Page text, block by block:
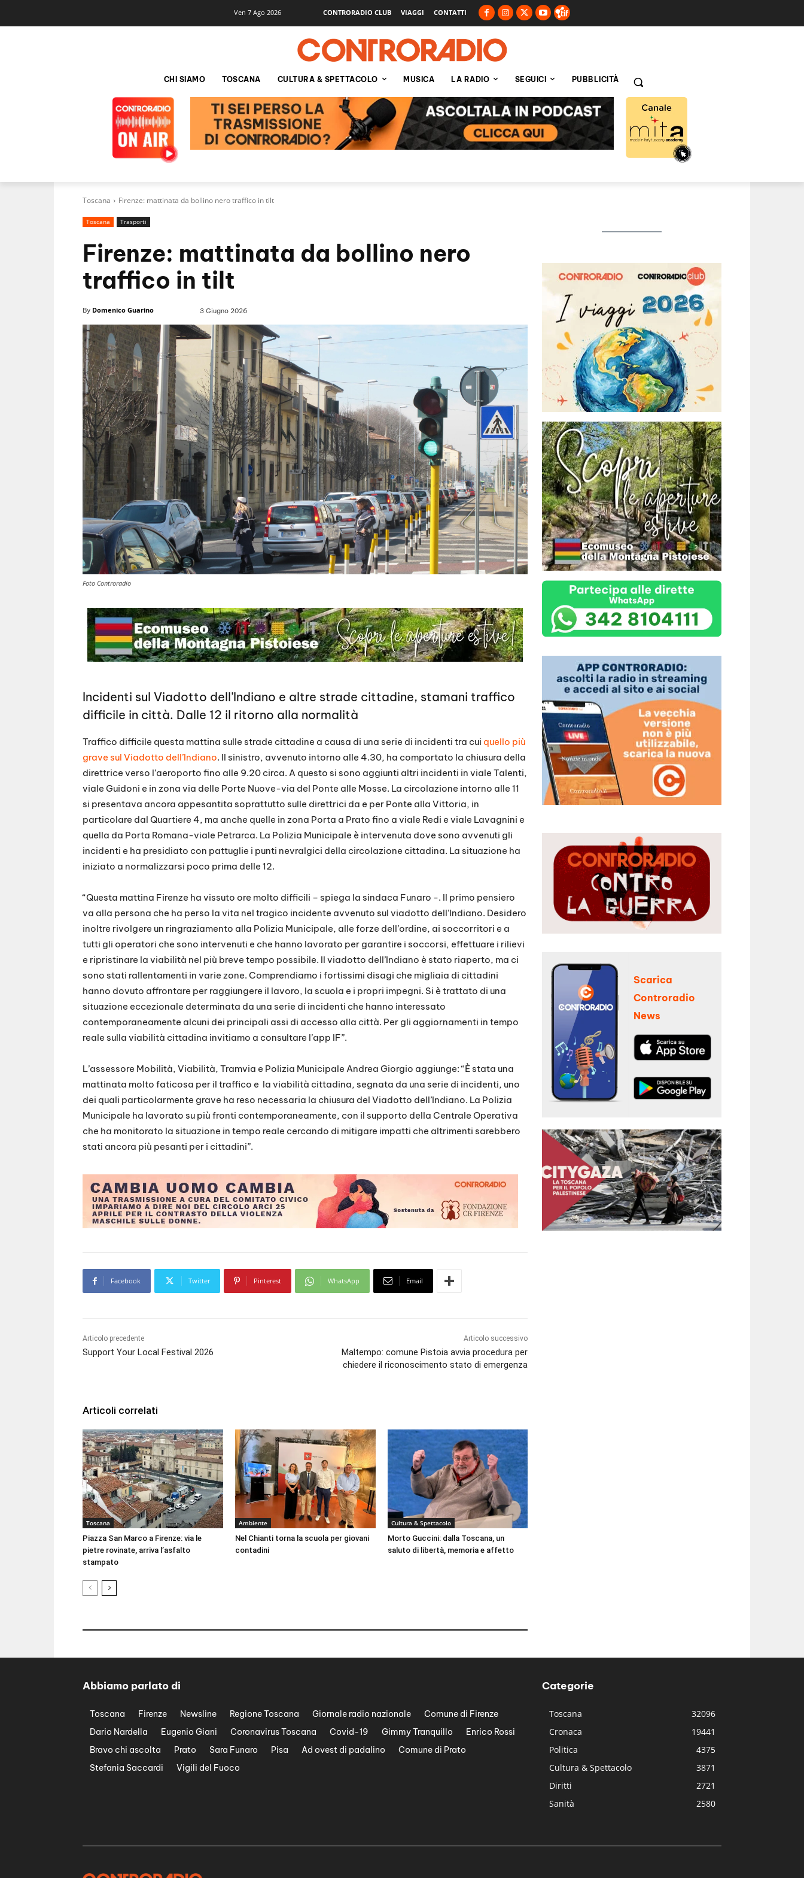
Ven 7 Ago 2026 CONTRORADIO CLUB VIAGGI CONTATTI
CHI SIAMO TOSCANA CULTURA & SPETTACOLO MUSICA LA RADIO SEGUICI PUBBLICITÀ
Toscana Firenze: mattinata da bollino nero traffico in tilt
Toscana Trasporti
Firenze: mattinata da bollino nero
traffico in tilt
By Domenico Guarino 3 Giugno 2026
Foto Controradio
Incidenti sul Viadotto dell’Indiano e altre strade cittadine, stamani traffico
difficile in città. Dalle 12 il ritorno alla normalità
Traffico difficile questa mattina sulle strade cittadine a causa di una serie di incidenti tra cui quello più
grave sul Viadotto dell’Indiano. Il sinistro, avvenuto intorno alle 4.30, ha comportato la chiusura della
direttrice verso l’aeroporto fino alle 9.20 circa. A questo si sono aggiunti altri incidenti in viale Talenti,
viale Guidoni e in zona via delle Porte Nuove-via del Ponte alle Mosse. La circolazione intorno alle 11
si presentava ancora appesantita soprattutto sulle direttrici da e per Ponte alla Vittoria, in
particolare dal Quartiere 4, ma anche quelle in zona Porta a Prato fino a viale Redi e viale Lavagnini e
quella da Porta Romana-viale Petrarca. La Polizia Municipale è intervenuta dove sono avvenuti gli
incidenti e ha presidiato con pattuglie i punti nevralgici della circolazione cittadina. La situazione ha
iniziato a normalizzarsi poco prima delle 12.
“Questa mattina Firenze ha vissuto ore molto difficili – spiega la sindaca Funaro -. Il primo pensiero
va alla persona che ha perso la vita nel tragico incidente avvenuto sul viadotto dell’Indiano. Desidero
inoltre rivolgere un ringraziamento alla Polizia Municipale, alle forze dell’ordine, ai soccorritori e a
tutti gli operatori che sono intervenuti e che hanno lavorato per garantire i soccorsi, effettuare i rilievi
e ripristinare la viabilità nel più breve tempo possibile. Il viadotto dell’Indiano è stato riaperto, ma ci
sono stati rallentamenti in varie zone. Comprendiamo i fortissimi disagi che migliaia di cittadini
hanno dovuto affrontare per raggiungere il lavoro, la scuola e i propri impegni. Si è trattato di una
situazione eccezionale determinata da una serie di incidenti che hanno interessato
contemporaneamente alcuni dei principali assi di accesso alla città. Per gli aggiornamenti in tempo
reale sulla viabilità cittadina invitiamo a consultare l’app IF”.
L’assessore Mobilità, Viabilità, Tramvia e Polizia Municipale Andrea Giorgio aggiunge: “È stata una
mattinata molto faticosa per il traffico e la viabilità cittadina, segnata da una serie di incidenti, uno
dei quali particolarmente grave ha reso necessaria la chiusura del Viadotto dell’Indiano. La Polizia
Municipale ha lavorato su più fronti contemporaneamente, con il supporto della Centrale Operativa
che ha monitorato la situazione in tempo reale cercando di mitigare impatti che altrimenti sarebbero
stati ancora più pesanti per i cittadini”.
Facebook Twitter Pinterest WhatsApp Email
Articolo precedente
Support Your Local Festival 2026
Articolo successivo
Maltempo: comune Pistoia avvia procedura per
chiedere il riconoscimento stato di emergenza
Articoli correlati
Toscana
Piazza San Marco a Firenze: via le
pietre rovinate, arriva l’asfalto
stampato
Ambiente
Nel Chianti torna la scuola per giovani
contadini
Cultura & Spettacolo
Morto Guccini: dalla Toscana, un
saluto di libertà, memoria e affetto
Scarica
Controradio
News
Abbiamo parlato di
Toscana Firenze Newsline Regione Toscana Giornale radio nazionale
Comune di Firenze
Dario Nardella
Eugenio Giani Coronavirus Toscana Covid-19 Gimmy Tranquillo
Enrico Rossi
Bravo chi ascolta
Prato Sara Funaro Pisa Ad ovest di padalino
Comune di Prato
Stefania Saccardi
Vigili del Fuoco
Categorie
Toscana
32096
Cronaca
19441
Politica
4375
Cultura & Spettacolo
3871
Diritti
2721
Sanità
2580